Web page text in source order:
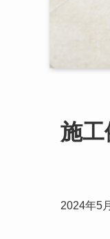
施工
2024年5